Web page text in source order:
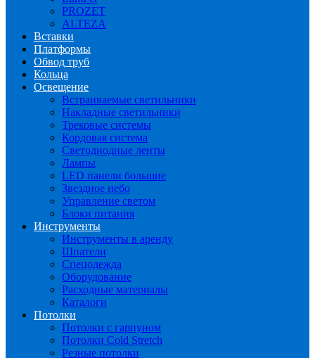
PROZET
ALTEZA
Вставки
Платформы
Обвод труб
Кольца
Освещение
Встраиваемые светильники
Накладные светильники
Трековые системы
Кордовая система
Светодиодные ленты
Лампы
LED панели большие
Звездное небо
Управление светом
Блоки питания
Инструменты
Инструменты в аренду
Шпатели
Спецодежда
Оборудование
Расходные материалы
Каталоги
Потолки
Потолки с гарпуном
Потолки Cold Stretch
Резные потолки